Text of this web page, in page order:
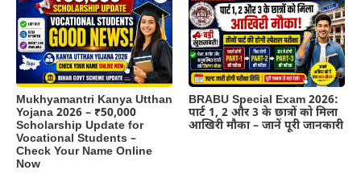
Mukhyamantri Kanya Utthan
Yojana 2026 – ₹50,000
Scholarship Update for
Vocational Students –
Check Your Name Online
Now
BRABU Special Exam 2026:
पार्ट 1, 2 और 3 के छात्रों को मिला
आखिरी मौका – जानें पूरी जानकारी